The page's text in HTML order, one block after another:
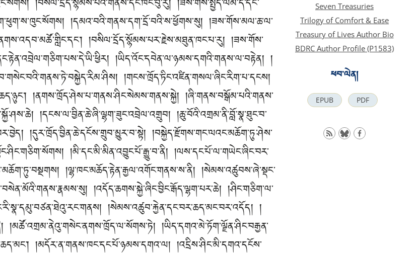
།བསིལ་དྲོད་སྙོམས་པའི་གནས་དང་ཁང་བུ་རུ། །ཟས་གོས་སྤྱོད་ལམ་དེ་དང་
།དམའ་བའི་གནས་དག་དྲོ་བའི་ས་ཕྱོགས་སུ། །ཟས་གོས་མལ་ཆ་ལ་
།བསིལ་དྲོད་སྙོམས་པར་རྗེས་མཐུན་ཁང་པ་རུ། །ཟས་གོས་
།ཡིད་འོང་དབེན་ལ་ཉམས་དགའི་གནས་ལ་བརྟེན། །
།གངས་ཁྲོད་ཏིང་འཛིན་གསལ་ཞིང་རིག་པ་དངས།
།ནགས་ཁྲོད་ཤེས་པ་གནས་ཤིང་སེམས་གནས་སྐྱེ། །ཞི་གནས་བསྒོམ་པའི་གནས་
།དངས་ལ་བྱིན་ཆེ་ཞི་ལྷག་ཟུང་འབྲེལ་འགྲུབ། །ཆུ་བོའི་འགྲམ་ནི་བློ་སྣ་ཐུང་བ་
།དུར་ཁྲོད་བྱིན་ཆེ་དངོས་གྲུབ་མྱུར་བ་སྟེ། །བསྐྱེད་རྫོགས་གང་ལའང་མཆོག་ཏུ་ཤེས་
།མི་དང་མི་མིན་འབྱུང་པོ་རྒྱུ་བ་ནི། །ལས་དང་པོ་ལ་གཡེང་ཞིང་བར་
།ལྷ་ཁང་མཆོད་རྟེན་རྒྱལ་འགོང་གནས་ས་ནི། །སེམས་འཚུབས་ཞེ་སྡང་
།འདོད་ཆགས་སྐྱེ་ཞིང་བྱིང་རྒོད་ལྷག་པར་ཆེ། །ཤིང་གཅིག་ལ་
།སེམས་འཚུབ་རྐྱེན་དང་བར་ཆད་མང་བར་འདོད། །
།མཚོ་འགྲམ་ནེའུ་གསེང་ནགས་ཁྲོད་ལ་སོགས་ཏེ། །ཡིད་དགའ་མེ་ཏོག་ལྗོན་ཤིང་བརྒྱན་
།མདོར་ན་གནས་ཁང་དང་པོ་ཉམས་དགའ་ལ། །འདྲིས་ཤིང་མི་དགའ་དངོས་
Seven Treasuries
Trilogy of Comfort & Ease
Treasury of Lives Author Bio
BDRC Author Profile (P1583)
ཕབ་ལེན།
EPUB PDF